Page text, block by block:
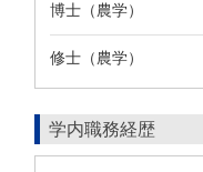
博士（農学）
修士（農学）
学内職務経歴